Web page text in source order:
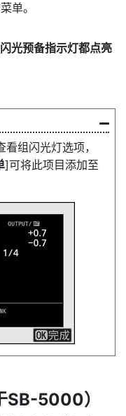
单。
光预备指示灯都点亮
组闪光灯选项，
]可将此项目添加至
SB-5000）